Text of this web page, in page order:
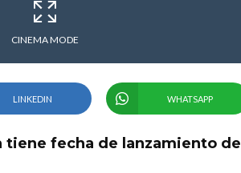
CINEMA MODE
LINKEDIN WHATSAPP
fecha de lanzamiento del